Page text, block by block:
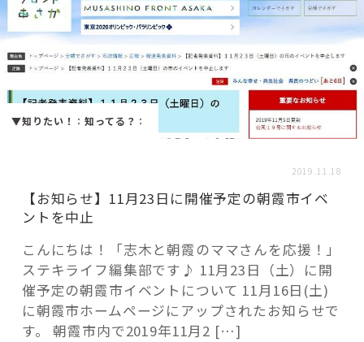
おすすめ
スポット 学び・教育
「場」
「モノ」
fleXe リノベ事例
▼知りたい！ ：知ってる？ ：
2019.11.18
【お知らせ】11月23日に開催予定の朝霞市イベ
ントを中止
こんにちは！「志木と朝霞のママさんを応援！」
ステキライフ編集部です♪ 11月23日（土）に開
催予定の朝霞市イベントについて 11月16日(土)
に朝霞市ホームページにアップされたお知らせで
す。 朝霞市内で2019年11月2 […]